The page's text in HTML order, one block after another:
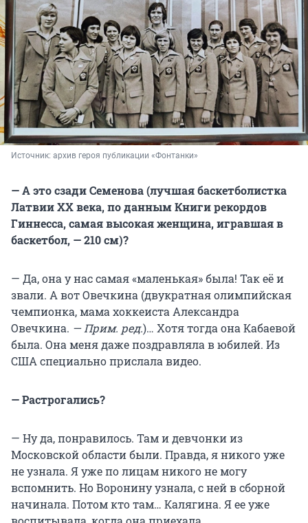
Источник: архив героя публикации «Фонтанки»
— А это сзади Семенова (лучшая баскетболистка
Латвии ХХ века, по данным Книги рекордов
Гиннесса, самая высокая женщина, игравшая в
баскетбол, — 210 см)?
— Да, она у нас самая «маленькая» была! Так её и
звали. А вот Овечкина (двукратная олимпийская
чемпионка, мама хоккеиста Александра
Овечкина. — Прим. ред.)… Хотя тогда она Кабаевой
была. Она меня даже поздравляла в юбилей. Из
США специально прислала видео.
— Растрогались?
— Ну да, понравилось. Там и девчонки из
Московской области были. Правда, я никого уже
не узнала. Я уже по лицам никого не могу
вспомнить. Но Воронину узнала, с ней в сборной
начинала. Потом кто там… Калягина. Я ее уже